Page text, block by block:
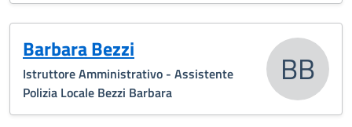
Barbara Bezzi
Istruttore Amministrativo - Assistente
Polizia Locale Bezzi Barbara
BB